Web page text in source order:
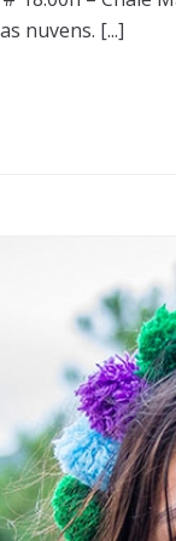
nuvens. [...]